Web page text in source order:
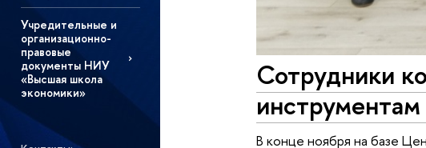
Учредительные и
организационно-
правовые
документы НИУ
«Высшая школа
экономики»
Сотрудники
В конце ноября на базе